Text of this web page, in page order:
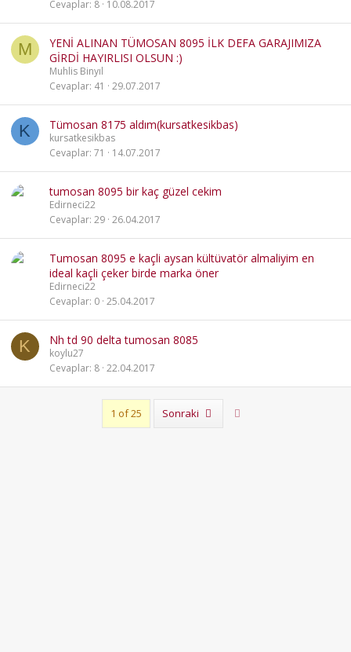
Cevaplar 8 10.08.2017
M
YENİ ALINAN TÜMOSAN 8095 İLK DEFA GARAJIMIZA
GİRDİ HAYIRLISI OLSUN :)
Muhlis Binyıl
Cevaplar 41 29.07.2017
K Tümosan 8175 aldım(kursatkesikbas)
kursatkesikbas
Cevaplar 71 14.07.2017
tumosan 8095 bir kaç güzel cekim
Edirneci22
Cevaplar 29 26.04.2017
Tumosan 8095 e kaçli aysan kültüvatör almaliyim en
ideal kaçli çeker birde marka öner
Edirneci22
Cevaplar 0 25.04.2017
K Nh td 90 delta tumosan 8085
koylu27
Cevaplar 8 22.04.2017
1 of 25 Sonraki